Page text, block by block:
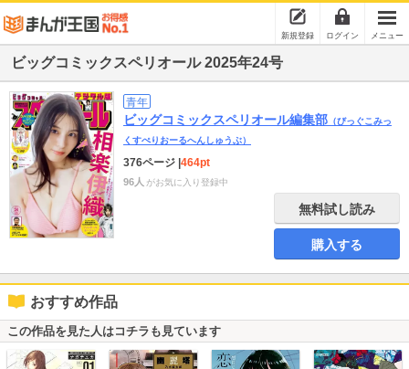
新規登録 ログイン メニュー
ビッグコミックスペリオール 2025年24号
青年
ビッグコミックスペリオール編集部 （びっぐこみっ
くすぺりおーるへんしゅうぶ）
376ページ 464pt
96人 がお気に入り登録中
無料試し読み
購入する
おすすめ作品
この作品を見た人はコチラも見ています